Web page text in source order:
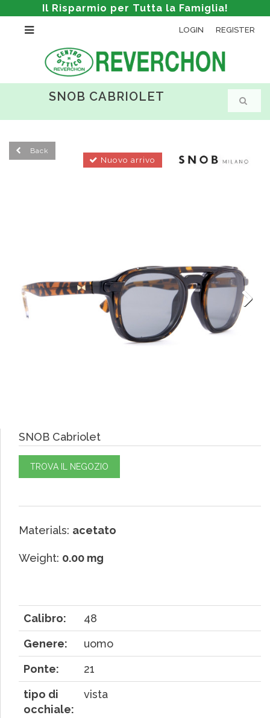
Il Risparmio per Tutta la Famiglia!
LOGIN REGISTER
SNOB CABRIOLET
Nuovo arrivo
Back
Next
SNOB Cabriolet
TROVA IL NEGOZIO
Materials: acetato
Weight: 0.00 mg
Calibro:
48
Genere:
uomo
Ponte:
21
tipo di
occhiale:
vista